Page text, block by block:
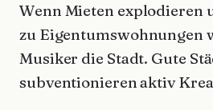
Wenn Mieten explodieren
zu Eigentumswohnungen
Musiker die Stadt. Gute
subventionieren aktiv